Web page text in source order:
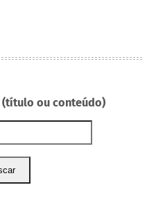
(título ou conteúdo)